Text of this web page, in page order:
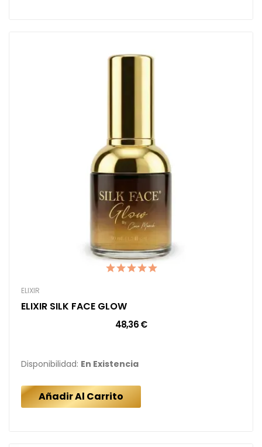
ELIXIR
ELIXIR SILK FACE GLOW
48,36 €
Disponibilidad: En Existencia
Añadir Al Carrito